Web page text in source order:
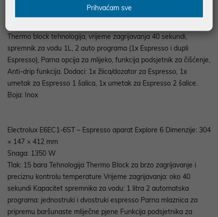
Thermo block tehnologija, vrijeme zagrijavanja 40 sekundi,
spremnik za vodu 1L, 2 auto programa (1x Espresso i dupli
Espresso), Parna opcija za mlijeko, funkcija podsjetnik za čišćenje,
Anti-drip funkcija. Dodaci: 1x žlica/dozator za Espresso, 1x
umetak za Espresso 1 šalica, 1x umetak za Espresso 2 šalice.
Boja: Inox
Electrolux E6EC1-6ST – Espresso aparat Explore 6 Dimenzije: 304
× 147 × 412 mm
Snaga: 1350 W
Tlak: 15 bara Tehnologija Thermo Block za brzo zagrijavanje i
preciznu kontrolu temperature Vrijeme zagrijavanja: oko 40
sekundi Kapacitet spremnika za vodu: 1 litra 2 automatska
programa: jednostruki i dvostruki espresso Parna mlaznica za
pripremu baršunaste mliječne pjene Funkcija podsjetnika za
Prihvaćam sve